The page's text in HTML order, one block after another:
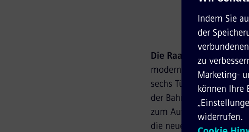
Die Raaberbahn - die
moderne
sechs Türen pro
der Bahnfahrer steigt
zum Aufladen von
die neuen Züge im